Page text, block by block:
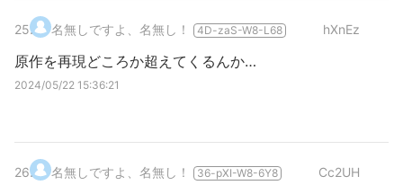
25. 名無しですよ、名無し！ 4D-zaS-W8-L68 hXnEz
原作を再現どころか超えてくるんか…
2024/05/22 15:36:21
26. 名無しですよ、名無し！ 36-pXI-W8-6Y8 Cc2UH